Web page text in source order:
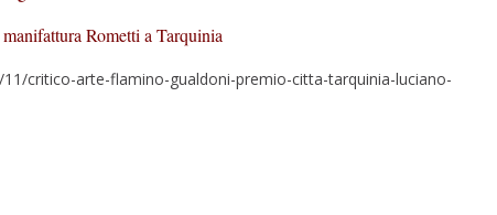
Rometti a Tarquinia
critico-arte-flamino-gualdoni-premio-citta-tarquinia-luciano-